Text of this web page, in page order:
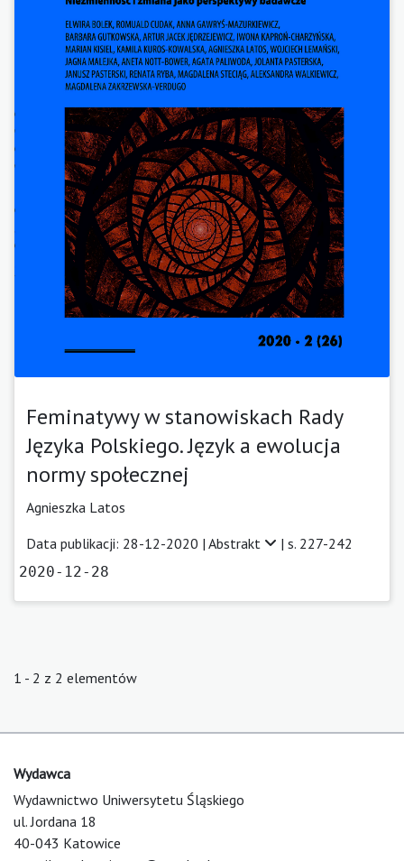
Feminatywy w stanowiskach Rady
Języka Polskiego. Język a ewolucja
normy społecznej
Agnieszka Latos
Data publikacji: 28-12-2020 | Abstrakt | s. 227-242
2020-12-28
1 - 2 z 2 elementów
Wydawca
Wydawnictwo Uniwersytetu Śląskiego
ul. Jordana 18
40-043 Katowice